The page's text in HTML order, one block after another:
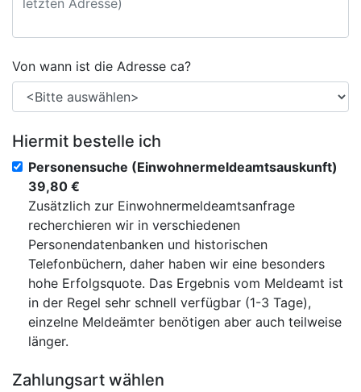
Von wann ist die Adresse ca?
Hiermit bestelle ich
Personensuche (Einwohnermeldeamtsauskunft)
39,80 €
Zusätzlich zur Einwohnermeldeamtsanfrage
recherchieren wir in verschiedenen
Personendatenbanken und historischen
Telefonbüchern, daher haben wir eine besonders
hohe Erfolgsquote. Das Ergebnis vom Meldeamt ist
in der Regel sehr schnell verfügbar (1-3 Tage),
einzelne Meldeämter benötigen aber auch teilweise
länger.
Zahlungsart wählen